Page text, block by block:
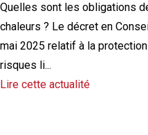
Quelles sont les obligations
chaleurs ? Le décret en
mai 2025 relatif à la
risques li...
Lire cette actualité